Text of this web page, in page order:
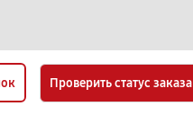
Проверить статус заказа